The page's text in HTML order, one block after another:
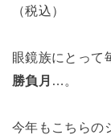
（税込）
眼鏡族にとって
勝負月 …。
今年もこちらの